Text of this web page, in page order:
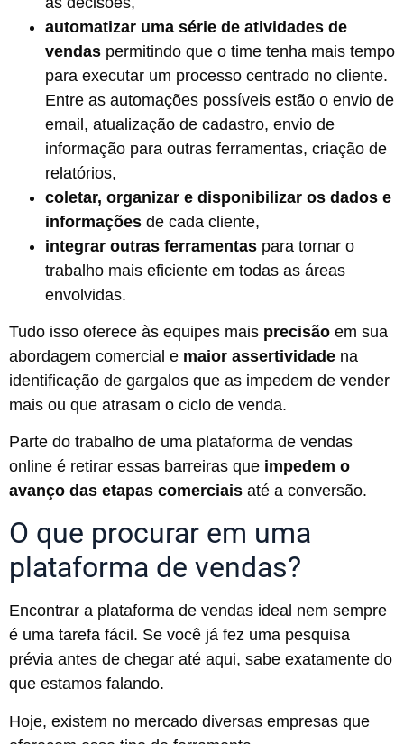
automatizar uma série de atividades de
vendas permitindo que o time tenha mais tempo
para executar um processo centrado no cliente.
Entre as automações possíveis estão o envio de
email, atualização de cadastro, envio de
informação para outras ferramentas, criação de
relatórios,
coletar, organizar e disponibilizar os dados e
informações de cada cliente,
integrar outras ferramentas para tornar o
trabalho mais eficiente em todas as áreas
envolvidas.
Tudo isso oferece às equipes mais precisão em sua
abordagem comercial e maior assertividade na
identificação de gargalos que as impedem de vender
mais ou que atrasam o ciclo de venda.
Parte do trabalho de uma plataforma de vendas
online é retirar essas barreiras que impedem o
avanço das etapas comerciais até a conversão.
O que procurar em uma
plataforma de vendas?
Encontrar a plataforma de vendas ideal nem sempre
é uma tarefa fácil. Se você já fez uma pesquisa
prévia antes de chegar até aqui, sabe exatamente do
que estamos falando.
Hoje, existem no mercado diversas empresas que